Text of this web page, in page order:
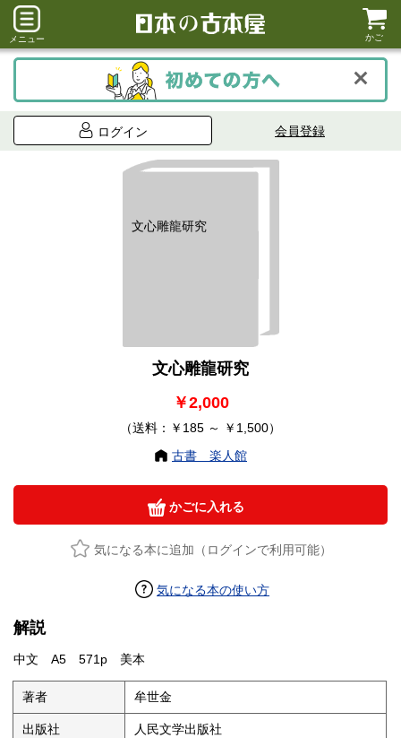
メニュー かご
ログイン 会員登録
文心雕龍研究
文心雕龍研究
￥2,000
（送料：￥185 ～ ￥1,500）
古書 楽人館
かごに入れる
気になる本に追加（ログインで利用可能）
気になる本の使い方
解説
中文 A5 571p 美本
著者 牟世金
出版社 人民文学出版社